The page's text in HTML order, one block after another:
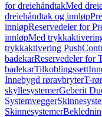
for dreiehåndtakMed
dreiehåndtak og innløp
innløpReservedeler for
innløpMed
trykkaktivering
badekarReservedeler for
badekarTilkoblingssett
Innebygd røravbryterT-rør
skyllesystemerGeberit
Systemvegger
Skinnesystemer